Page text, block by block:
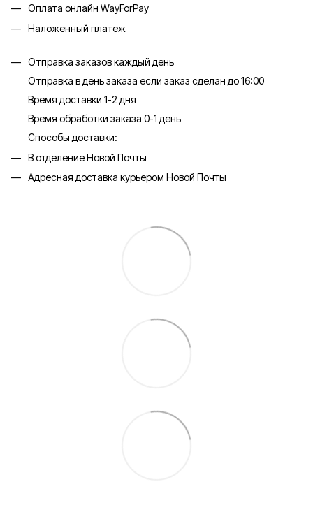
Оплата онлайн WayForPay
Наложенный платеж
Отправка заказов каждый день
Отправка в день заказа если заказ сделан до 16:00
Время доставки 1-2 дня
Время обработки заказа 0-1 день
Способы доставки:
В отделение Новой Почты
Адресная доставка курьером Новой Почты